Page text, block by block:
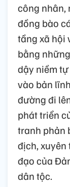
công nhân,
đồng bào
tầng xã hội
bằng
dậy niềm
vào bản
đường đi
phát triển
tranh phản
địch,
đạo của
dân tộc.